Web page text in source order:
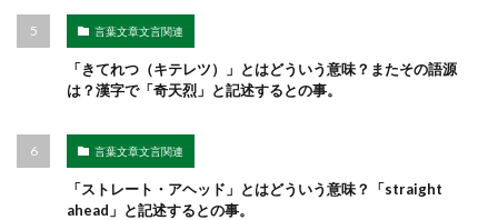
言葉文章文言関連
「きてれつ（キテレツ）」とはどういう意味？またその語源
は？漢字で「奇天烈」と記述するとの事。
言葉文章文言関連
「ストレート・アヘッド」とはどういう意味？「straight
ahead」と記述するとの事。